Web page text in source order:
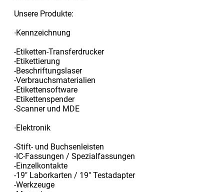
Unsere Produkte:
∙Kennzeichnung
-Etiketten-Transferdrucker
-Etikettierung
-Beschriftungslaser
-Verbrauchsmaterialien
-Etikettensoftware
-Etikettenspender
-Scanner und MDE
∙Elektronik
-Stift- und Buchsenleisten
-IC-Fassungen / Spezialfassungen
-Einzelkontakte
-19" Laborkarten / 19" Testadapter
-Werkzeuge